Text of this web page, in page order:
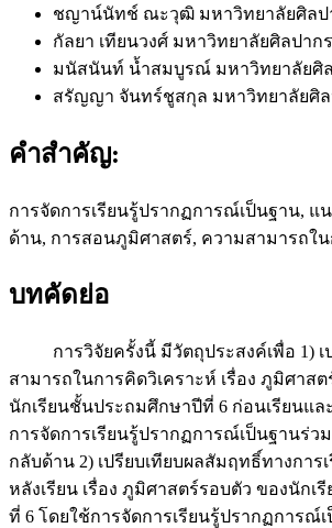
ชญาน์นัทช์ ณะวุฒิ มหาวิทยาลัยศิลป
กัลยา เทียนวงศ์ มหาวิทยาลัยศิลปากร
มนัสนันท์ น้ำสมบูรณ์ มหาวิทยาลัยศิ
สรัญญา จันทร์ชูสกุล มหาวิทยาลัยศิ
คำสำคัญ:
การจัดการเรียนรู้ปรากฏการณ์เป็นฐาน, แ
ด้าน, การสอนภูมิศาสตร์, ความสามารถใน
บทคัดย่อ
การวิจัยครั้งนี้ มีวัตถุประสงค์เพื่อ 1) เป
สามารถในการคิดวิเคราะห์ เรื่อง ภูมิศาส
นักเรียนชั้นประถมศึกษาปีที่ 6 ก่อนเรียนแล
การจัดการเรียนรู้ปรากฏการณ์เป็นฐานร่ว
กลับด้าน 2) เปรียบเทียบผลสัมฤทธิ์ทางการ
หลังเรียน เรื่อง ภูมิศาสตร์รอบตัว ของนักเ
ที่ 6 โดยใช้การจัดการเรียนรู้ปรากฏการณ์